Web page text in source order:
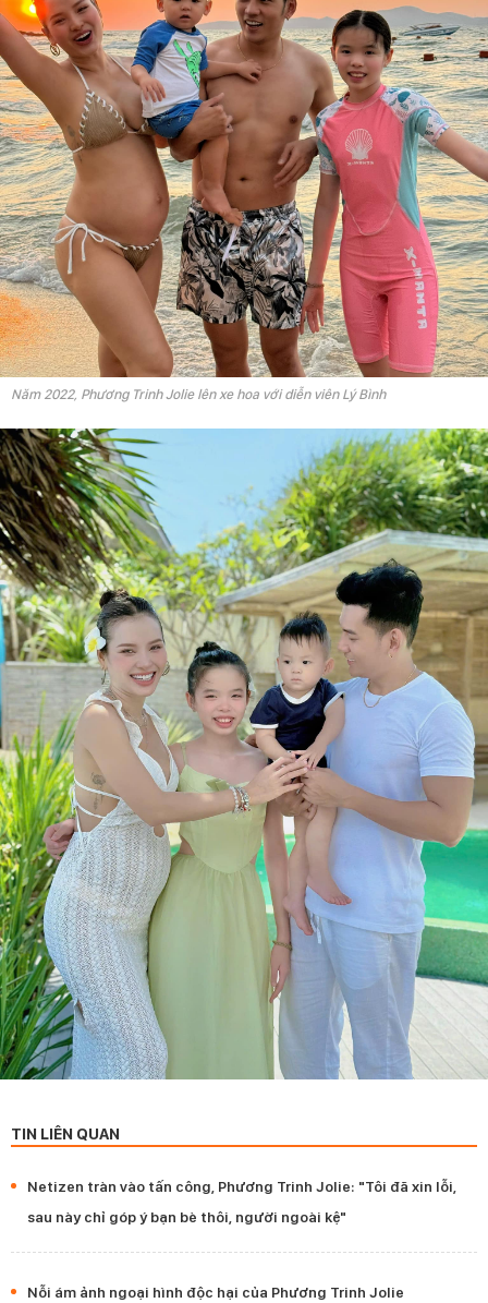
Năm 2022, Phương Trinh Jolie lên xe hoa với diễn viên Lý Bình
TIN LIÊN QUAN
Netizen tràn vào tấn công, Phương Trinh Jolie: "Tôi đã xin lỗi,
sau này chỉ góp ý bạn bè thôi, người ngoài kệ"
Nỗi ám ảnh ngoại hình độc hại của Phương Trinh Jolie